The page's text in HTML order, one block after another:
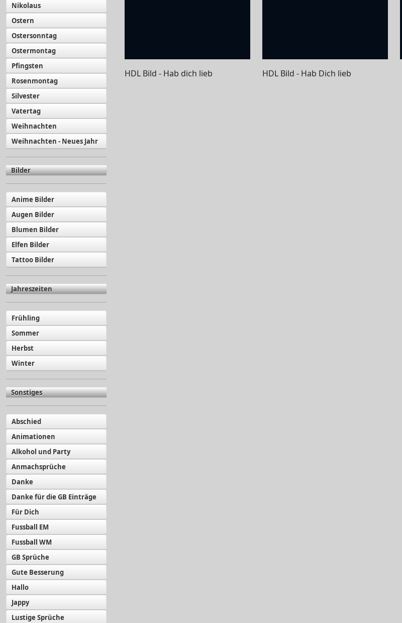
Nikolaus
Ostern
Ostersonntag
Ostermontag
Pfingsten
Rosenmontag
Silvester
Vatertag
Weihnachten
Weihnachten - Neues Jahr
Bilder
Anime Bilder
Augen Bilder
Blumen Bilder
Elfen Bilder
Tattoo Bilder
Jahreszeiten
Frühling
Sommer
Herbst
Winter
Sonstiges
Abschied
Animationen
Alkohol und Party
Anmachsprüche
Danke
Danke für die GB Einträge
Für Dich
Fussball EM
Fussball WM
GB Sprüche
Gute Besserung
Hallo
Jappy
Lustige Sprüche
HDL Bild - Hab dich lieb HDL Bild - Hab Dich lieb